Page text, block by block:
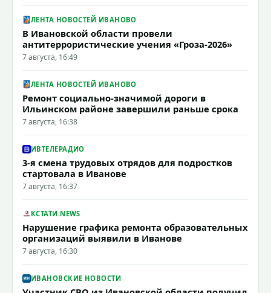
ЛЕНТА НОВОСТЕЙ ИВАНОВО
В Ивановской области провели
антитеррористические учения «Гроза-2026»
7 августа, 16:49
ЛЕНТА НОВОСТЕЙ ИВАНОВО
Ремонт социально-значимой дороги в
Ильинском районе завершили раньше срока
7 августа, 16:38
ИВТЕЛЕРАДИО
3-я смена трудовых отрядов для подростков
стартовала в Иванове
7 августа, 16:37
КСТАТИ.NEWS
Нарушение графика ремонта образовательных
организаций выявили в Иванове
7 августа, 16:30
ИВАНОВСКИЕ НОВОСТИ